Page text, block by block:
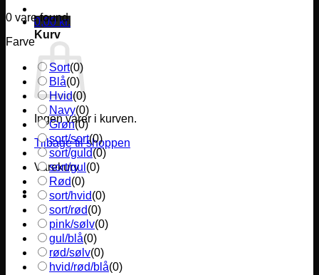
0,00 kr.
Kurv
Ingen varer i kurven.
Tilbage til shoppen
Varekurv
0 vare found
Farve
Sort(0)
Blå(0)
Hvid(0)
Navy(0)
Grøn(0)
sort/sort(0)
sort/guld(0)
sort/gul (0)
Rød(0)
sort/hvid(0)
sort/rød(0)
pink/sølv(0)
gul/blå(0)
rød/sølv(0)
hvid/rød/blå(0)